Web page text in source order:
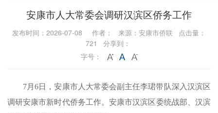
安康市人大常委会调研汉滨区侨务工作
发布时间：2026-07-08 作者： 来源：安康市侨联 点击量：
721 分享到：
字号：
7月6日，安康市人大常委会副主任李珺带队深入汉滨区
调研安康市新时代侨务工作。安康市汉滨区委统战部、汉滨